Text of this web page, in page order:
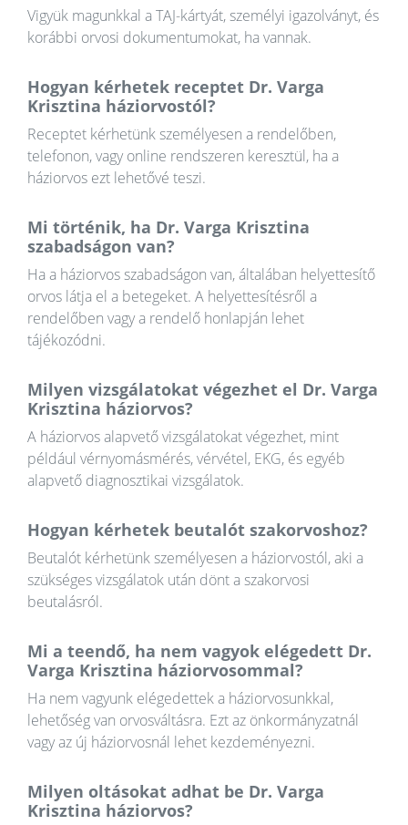
Vigyük magunkkal a TAJ-kártyát, személyi igazolványt, és
korábbi orvosi dokumentumokat, ha vannak.
Hogyan kérhetek receptet Dr. Varga
Krisztina háziorvostól?
Receptet kérhetünk személyesen a rendelőben,
telefonon, vagy online rendszeren keresztül, ha a
háziorvos ezt lehetővé teszi.
Mi történik, ha Dr. Varga Krisztina
szabadságon van?
Ha a háziorvos szabadságon van, általában helyettesítő
orvos látja el a betegeket. A helyettesítésről a
rendelőben vagy a rendelő honlapján lehet
tájékozódni.
Milyen vizsgálatokat végezhet el Dr. Varga
Krisztina háziorvos?
A háziorvos alapvető vizsgálatokat végezhet, mint
például vérnyomásmérés, vérvétel, EKG, és egyéb
alapvető diagnosztikai vizsgálatok.
Hogyan kérhetek beutalót szakorvoshoz?
Beutalót kérhetünk személyesen a háziorvostól, aki a
szükséges vizsgálatok után dönt a szakorvosi
beutalásról.
Mi a teendő, ha nem vagyok elégedett Dr.
Varga Krisztina háziorvosommal?
Ha nem vagyunk elégedettek a háziorvosunkkal,
lehetőség van orvosváltásra. Ezt az önkormányzatnál
vagy az új háziorvosnál lehet kezdeményezni.
Milyen oltásokat adhat be Dr. Varga
Krisztina háziorvos?